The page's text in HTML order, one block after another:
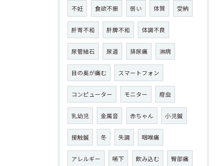
不妊 食欲不振 弱い 体質 受納
肝胃不和 肝脾不和 体調不良
尿管結石 尿道 排尿痛 淋病
目の奥が痛む スマートフォン
コンピューター モニター 疳虫
乳幼児 金属音 赤ちゃん 小児鍼
接触鍼 冬 失調 咽喉痛
アレルギー 嚥下 飲み込む 臀部痛